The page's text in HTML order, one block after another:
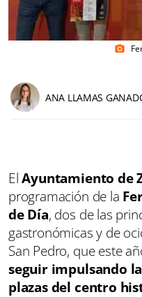
photo_camera
ANA LLAMAS
ElAyuntamiento de
programación de la
de Día, dos de las
gastronómicas y de
San Pedro, que este
seguir impulsando
plazas del centro